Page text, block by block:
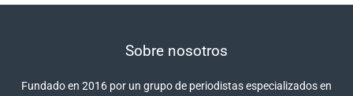
Sobre nosotros
Fundado en 2016 por un grupo de periodistas especializados en